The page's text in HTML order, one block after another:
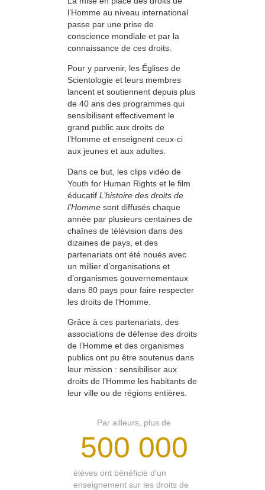
l’Homme au niveau international
passe par une prise de
conscience mondiale et par la
connaissance de ces droits.
Pour y parvenir, les Églises de
Scientologie et leurs membres
lancent et soutiennent depuis plus
de 40 ans des programmes qui
sensibilisent effectivement le
grand public aux droits de
l’Homme et enseignent ceux-ci
aux jeunes et aux adultes.
Dans ce but, les clips vidéo de
Youth for Human Rights et le film
éducatif L’histoire des droits de
l’Homme sont diffusés chaque
année par plusieurs centaines de
chaînes de télévision dans des
dizaines de pays, et des
partenariats ont été noués avec
un millier d’organisations et
d’organismes gouvernementaux
dans 80 pays pour faire respecter
les droits de l’Homme.
Grâce à ces partenariats, des
associations de défense des droits
de l’Homme et des organismes
publics ont pu être soutenus dans
leur mission : sensibiliser aux
droits de l’Homme les habitants de
leur ville ou de régions entières.
Par ailleurs, plus de
500 000
élèves ont bénéficié d’un
enseignement sur les droits de